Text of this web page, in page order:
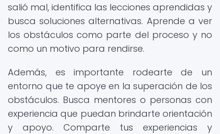
salió mal, identifica las lecciones aprendidas y
busca soluciones alternativas. Aprende a ver
los obstáculos como parte del proceso y no
como un motivo para rendirse.
Además, es importante rodearte de un
entorno que te apoye en la superación de los
obstáculos. Busca mentores o personas con
experiencia que puedan brindarte orientación
y apoyo. Comparte tus experiencias y